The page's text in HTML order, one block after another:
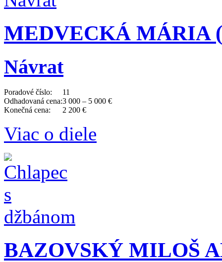
MEDVECKÁ MÁRIA
Návrat
Poradové číslo:
11
Odhadovaná cena:3 000 – 5 000 €
Konečná cena:
2 200 €
Viac o diele
BAZOVSKÝ MILOŠ